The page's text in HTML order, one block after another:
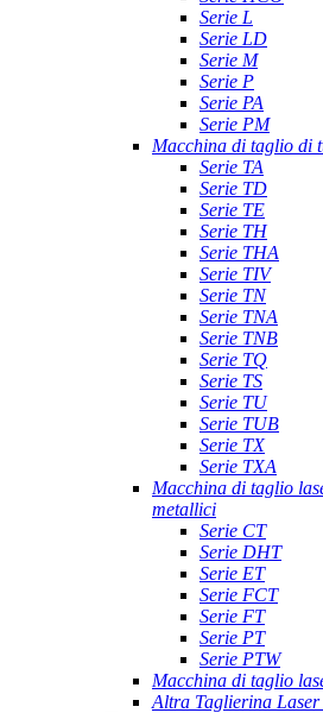
Serie L
Serie LD
Serie M
Serie P
Serie PA
Serie PM
Macchina di taglio di
Serie TA
Serie TD
Serie TE
Serie TH
Serie THA
Serie TIV
Serie TN
Serie TNA
Serie TNB
Serie TQ
Serie TS
Serie TU
Serie TUB
Serie TX
Serie TXA
Macchina di taglio
metallici
Serie CT
Serie DHT
Serie ET
Serie FCT
Serie FT
Serie PT
Serie PTW
Macchina di taglio
Altra Taglierina